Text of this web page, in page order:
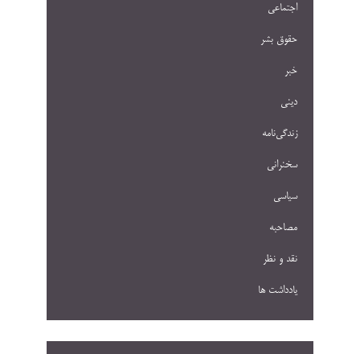
اجتماعی
حقوق بشر
خبر
دینی
زندگی‌نامه
سخنرانی
سیاسی
مصاحبه
نقد و نظر
یادداشت ها